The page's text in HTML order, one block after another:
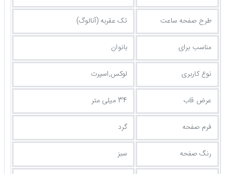
طرح صفحه ساعت تک عقربه (آنالوگ)
مناسب برای بانوان
نوع کاربری لوکس,اسپرت
عرض قاب 34 میلی متر
فرم صفحه گرد
رنگ صفحه سبز